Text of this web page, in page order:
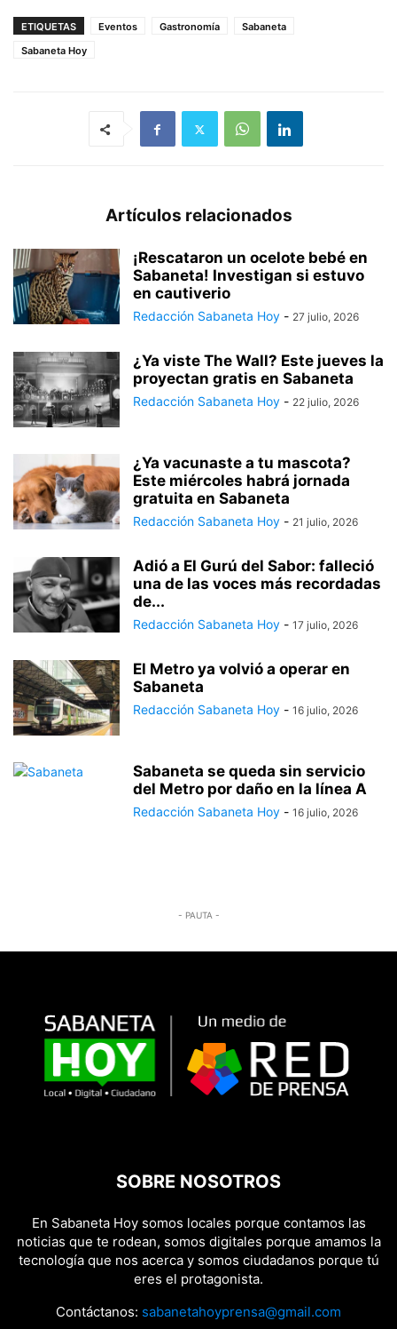
ETIQUETAS Eventos Gastronomía
Sabaneta
Sabaneta Hoy
Artículos relacionados
¡Rescataron un ocelote bebé en
Sabaneta! Investigan si estuvo
en cautiverio
Redacción Sabaneta Hoy - 27 julio, 2026
¿Ya viste The Wall? Este jueves la
proyectan gratis en Sabaneta
Redacción Sabaneta Hoy - 22 julio, 2026
¿Ya vacunaste a tu mascota?
Este miércoles habrá jornada
gratuita en Sabaneta
Redacción Sabaneta Hoy - 21 julio, 2026
Adió a El Gurú del Sabor: falleció
una de las voces más recordadas
de...
Redacción Sabaneta Hoy - 17 julio, 2026
El Metro ya volvió a operar en
Sabaneta
Redacción Sabaneta Hoy - 16 julio, 2026
Sabaneta se queda sin servicio
del Metro por daño en la línea A
Redacción Sabaneta Hoy - 16 julio, 2026
- PAUTA -
SOBRE NOSOTROS
En Sabaneta Hoy somos locales porque contamos las
noticias que te rodean, somos digitales porque amamos la
tecnología que nos acerca y somos ciudadanos porque tú
eres el protagonista.
Contáctanos: sabanetahoyprensa@gmail.com